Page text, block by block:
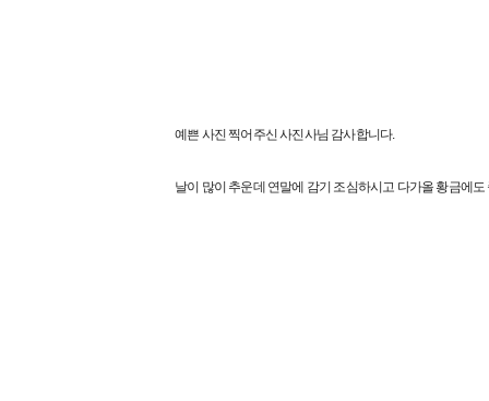
예쁜 사진 찍어주신 사진사님 감사합니다.
날이 많이 추운데 연말에 감기 조심하시고 다가올 황금에